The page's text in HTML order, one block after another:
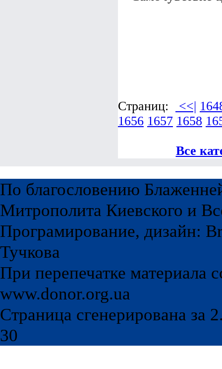
Страниц: <<|
1656 1657 1658
Все
По благословению
Митрополита Киевского и
Програмирование, дизайн:
Тучкова
При перепечатке материала
www.donor.org.ua
Страница сгенерирована за
30